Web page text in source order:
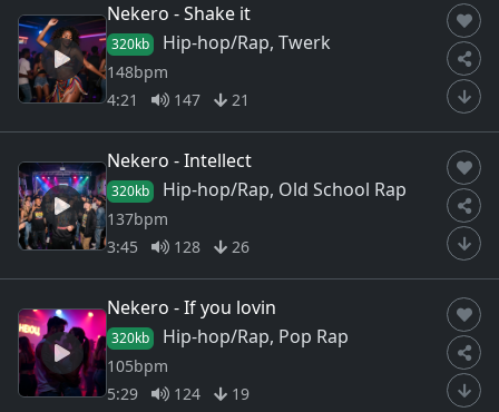
Nekero - Shake it
320kb Hip-hop/Rap, Twerk
148bpm
4:21
147 21
Nekero - Intellect
320kb Hip-hop/Rap, Old School Rap
137bpm
3:45
128 26
Nekero - If you lovin
320kb Hip-hop/Rap, Pop Rap
105bpm
5:29
124 19